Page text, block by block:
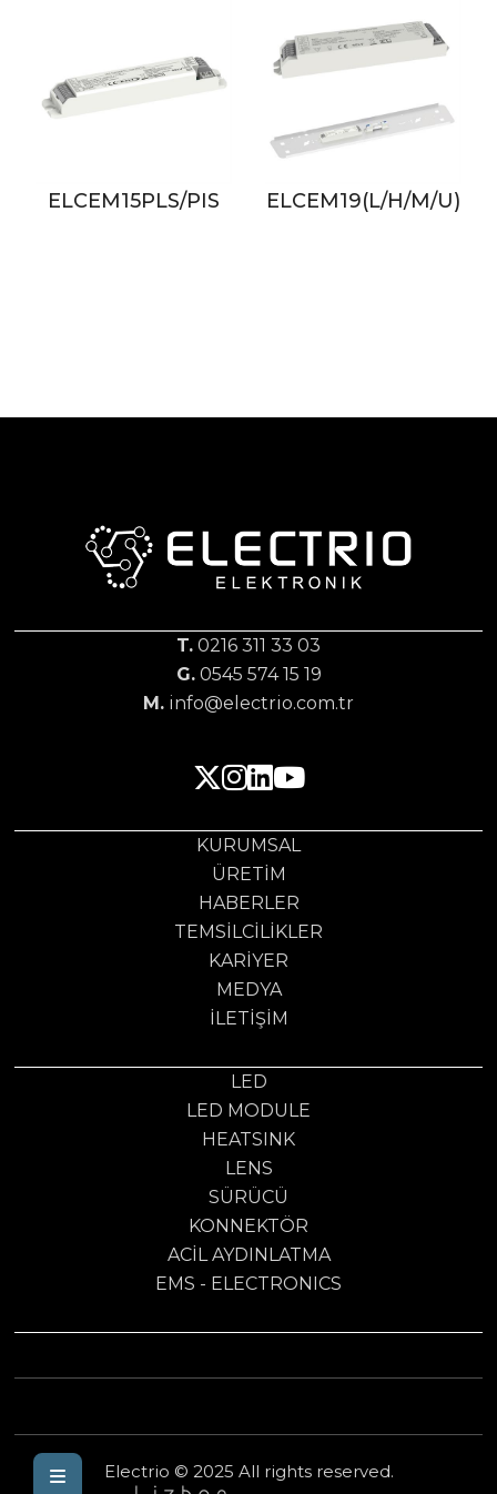
PIS ELCEM19(L/H/M/U)
T. 0216 311 33 03
G.0545 574 15 19
M. info@electrio.com.tr
KURUMSAL
ÜRETIM
HABERLER
TEMSILCILIKLER
KARIYER
MEDYA
İLETIŞIM
LED
LED MODULE
HEATSINK
LENS
SÜRÜCÜ
KONNEKTÖR
ACİL AYDINLATMA
EMS - ELECTRONICS
Electrio © 2025 All rights reserved.